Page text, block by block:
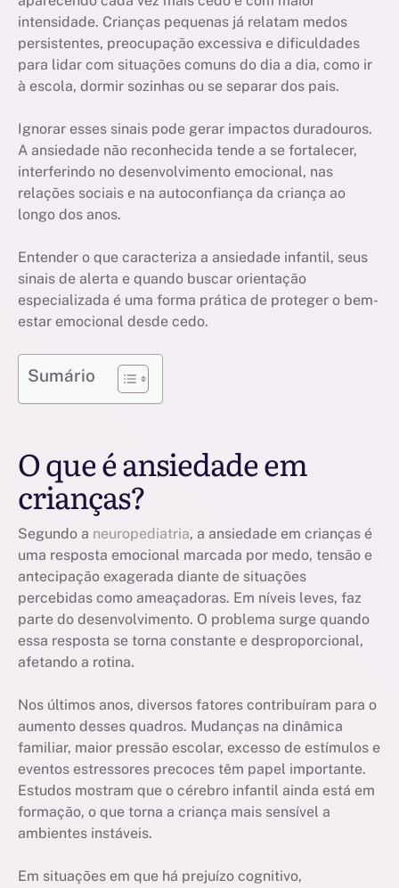
intensidade. Crianças pequenas já relatam medos
persistentes, preocupação excessiva e dificuldades
para lidar com situações comuns do dia a dia, como ir
à escola, dormir sozinhas ou se separar dos pais.
Ignorar esses sinais pode gerar impactos duradouros.
A ansiedade não reconhecida tende a se fortalecer,
interferindo no desenvolvimento emocional, nas
relações sociais e na autoconfiança da criança ao
longo dos anos.
Entender o que caracteriza a ansiedade infantil, seus
sinais de alerta e quando buscar orientação
especializada é uma forma prática de proteger o bem-
estar emocional desde cedo.
Sumário
O que é ansiedade em
crianças?
Segundo a neuropediatria, a ansiedade em crianças é
uma resposta emocional marcada por medo, tensão e
antecipação exagerada diante de situações
percebidas como ameaçadoras. Em níveis leves, faz
parte do desenvolvimento. O problema surge quando
essa resposta se torna constante e desproporcional,
afetando a rotina.
Nos últimos anos, diversos fatores contribuíram para o
aumento desses quadros. Mudanças na dinâmica
familiar, maior pressão escolar, excesso de estímulos e
eventos estressores precoces têm papel importante.
Estudos mostram que o cérebro infantil ainda está em
formação, o que torna a criança mais sensível a
ambientes instáveis.
Em situações em que há prejuízo cognitivo,